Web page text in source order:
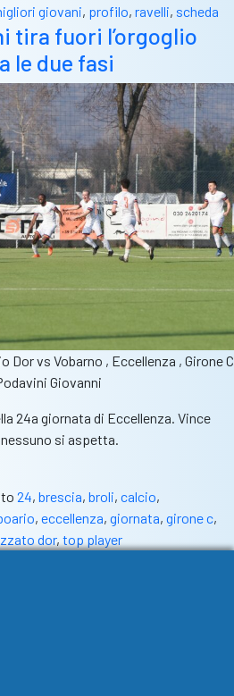
giovani, profilo, ravelli, scheda
tira fuori l’orgoglio
le due fasi
Dor vs Vobarno , Eccellenza , Girone C
Giovanni
24a giornata di Eccellenza. Vince
nessuno si aspetta.
24, brescia, broli, calcio,
, eccellenza, giornata, girone c,
dor, top player